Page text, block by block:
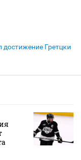
достижение Гретцки